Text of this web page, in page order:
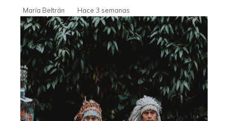
María Beltrán Hace 3 semanas